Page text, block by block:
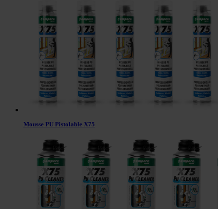
Mousse PU Pistolable X75